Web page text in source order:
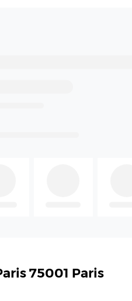
75001 Paris